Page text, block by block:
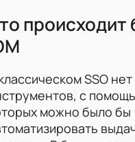
происходит
SSO нет
с
можно было бы